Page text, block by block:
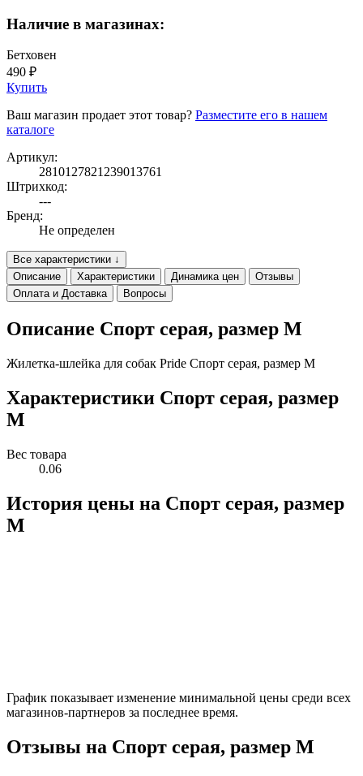
Наличие в магазинах:
Бетховен
490 ₽
Купить
Ваш магазин продает этот товар? Разместите его в нашем
каталоге
Артикул:
2810127821239013761
Штрихкод:
---
Бренд:
Не определен
Все характеристики ↓
Описание
Характеристики Динамика цен
Отзывы
Оплата и Доставка
Вопросы
Описание Спорт серая, размер M
Жилетка-шлейка для собак Pride Спорт серая, размер M
Характеристики Спорт серая, размер
M
Вес товара
0.06
История цены на Спорт серая, размер
M
График показывает изменение минимальной цены среди всех
магазинов-партнеров за последнее время.
Отзывы на Спорт серая, размер M